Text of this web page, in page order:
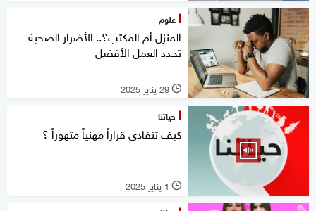
علوم
المنزل أم المكتب؟.. الأضرار الصحية
تحدد العمل الأفضل
l 29 يناير 2025
حياتنا
كيف تتفادى قراراً مهنياً متهوراً ؟
l 1 يناير 2025